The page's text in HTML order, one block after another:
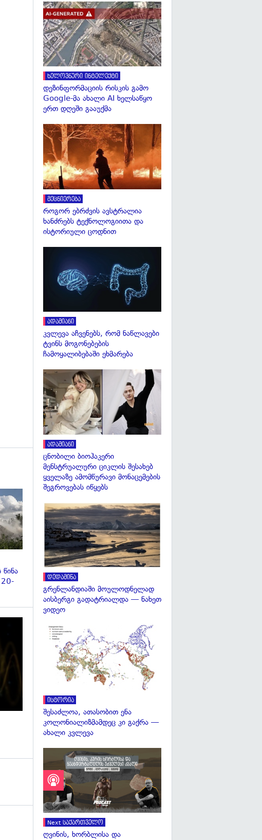
20-
გადახედვა
ხელოვნური ინტელექტი
დეზინფორმაციის რისკის გამო
Google-მა ახალი AI ხელსაწყო
ერთ დღეში გააუქმა
მეცნიერება
როგორ ებრძვის ავსტრალია
ხანძრებს ტექნოლოგიითა და
ისტორიული ცოდნით
ადამიანი
კვლევა აჩვენებს, რომ ნაწლავები
ტვინს მოგონებების
ჩამოყალიბებაში ეხმარება
ადამიანი
ცნობილი ბიოჰაკერი
მენსტრუალური ციკლის შესახებ
ყველაზე ამომწურავი მონაცემების
შეგროვებას იწყებს
დედამიწა
გრენლანდიაში მოულოდნელად
აისბერგი გადატრიალდა — ნახეთ
ვიდეო
ისტორია
შესაძლოა, ათასობით ენა
კოლონიალიზმამდეც კი გაქრა —
ახალი კვლევა
Next საქართველო
ღვინის, ხორბლისა და